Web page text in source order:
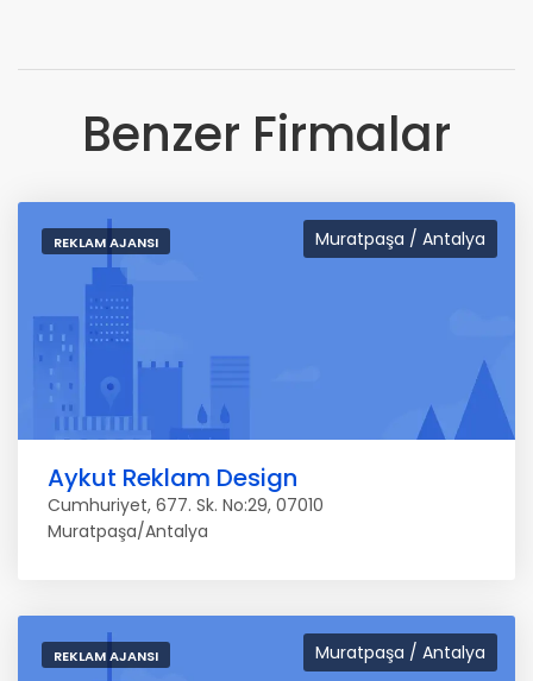
Benzer Firmalar
Muratpaşa / Antalya
REKLAM AJANSI
Aykut Reklam Design
Cumhuriyet, 677. Sk. No:29, 07010
Muratpaşa/Antalya
Muratpaşa / Antalya
REKLAM AJANSI